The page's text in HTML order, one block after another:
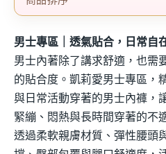
男士專區｜透氣貼合，日常自
男士內著除了講求舒適，也需
的貼合度。凱莉愛男士專區，
與日常活動穿著的男士內褲，
緊繃、悶熱與長時間穿著的不
透過柔軟親膚材質、彈性腰頭